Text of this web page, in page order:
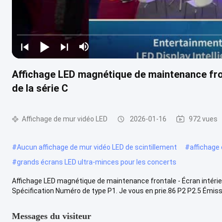
Affichage LED magnétique de maintenance
de la série C
Affichage de mur vidéo LED 2026-01-16 972 vues
#Aucun affichage de mur vidéo LED de scintillement #affichage
#grands écrans LED ultra-minces pour les concerts
Affichage LED magnétique de maintenance frontale - Écran
Spécification Numéro de type P1. Je vous en prie.86 P2 P2.5
Messages du visiteur